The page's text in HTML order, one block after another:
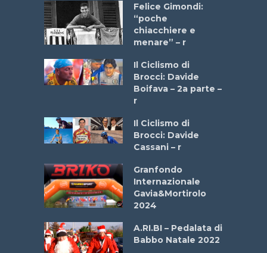
Felice Gimondi:
“poche
chiacchiere e
menare” – r
Il Ciclismo di
Brocci: Davide
Boifava – 2a parte –
r
Il Ciclismo di
Brocci: Davide
Cassani – r
Granfondo
Internazionale
Gavia&Mortirolo
2024
A.RI.BI – Pedalata di
Babbo Natale 2022